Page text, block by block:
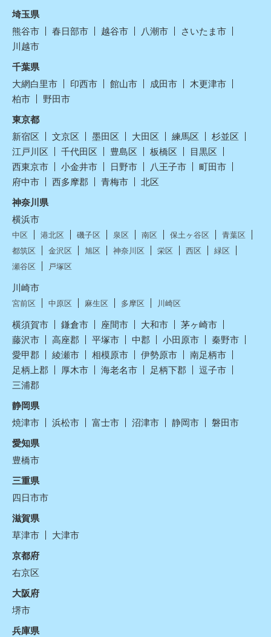
埼玉県
熊谷市
春日部市 越谷市 八潮市
さいたま市
川越市
千葉県
大網白里市
印西市 館山市 成田市
木更津市
柏市
野田市
東京都
新宿区
文京区 墨田区 大田区 練馬区
杉並区
江戸川区
千代田区 豊島区 板橋区
目黒区
西東京市
小金井市 日野市 八王子市
町田市
府中市
西多摩郡 青梅市
北区
神奈川県
横浜市
中区 港北区 磯子区 泉区 南区 保土ヶ谷区
青葉区
都筑区
金沢区 旭区 神奈川区 栄区 西区
緑区
瀬谷区
戸塚区
川崎市
宮前区 中原区 麻生区 多摩区 川崎区
横須賀市 鎌倉市 座間市 大和市
茅ヶ崎市
藤沢市
高座郡 平塚市 中郡 小田原市
秦野市
愛甲郡
綾瀬市 相模原市 伊勢原市
南足柄市
足柄上郡
厚木市 海老名市 足柄下郡
逗子市
三浦郡
静岡県
焼津市
浜松市 富士市 沼津市 静岡市
磐田市
愛知県
豊橋市
三重県
四日市市
滋賀県
草津市
大津市
京都府
右京区
大阪府
堺市
兵庫県